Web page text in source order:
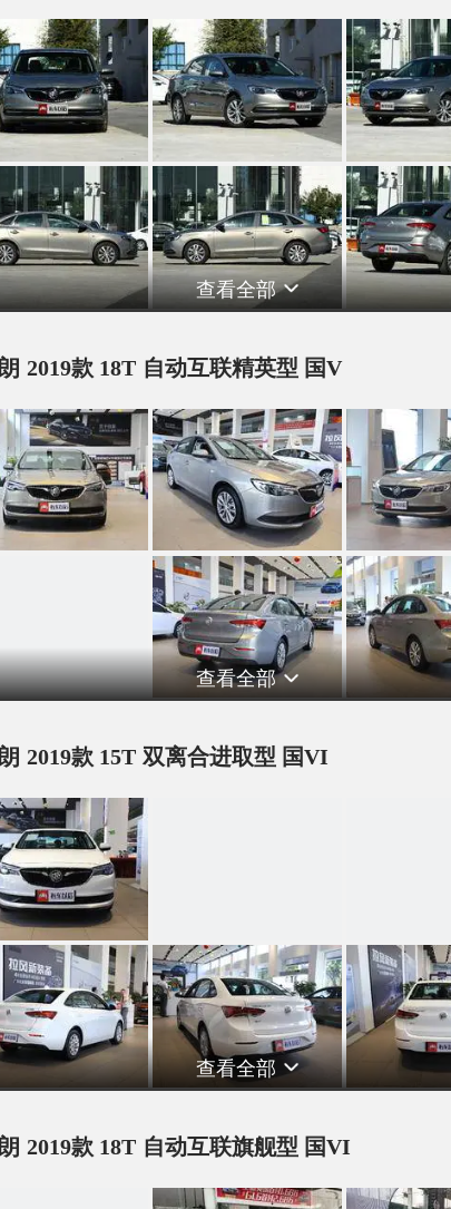
查看全部
2019款 18T 自动互联精英型 国V
查看全部
2019款 15T 双离合进取型 国VI
查看全部
2019款 18T 自动互联旗舰型 国VI